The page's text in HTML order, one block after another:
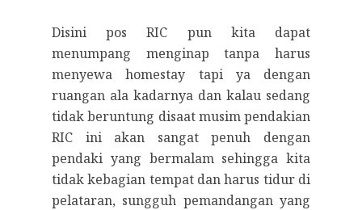
Disini pos RIC pun kita dapat
menumpang menginap tanpa harus
menyewa homestay tapi ya dengan
ruangan ala kadarnya dan kalau sedang
tidak beruntung disaat musim pendakian
RIC ini akan sangat penuh dengan
pendaki yang bermalam sehingga kita
tidak kebagian tempat dan harus tidur di
pelataran, sungguh pemandangan yang